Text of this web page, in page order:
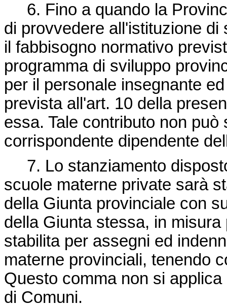
6. Fino a quando la
di provvedere all'istituzione
il fabbisogno normativo
programma di sviluppo
per il personale insegnante
prevista all'art. 10 della
essa. Tale contributo non
corrispondente dipendente
7. Lo stanziamento
scuole materne private sarà
della Giunta provinciale con
della Giunta stessa, in
stabilita per assegni ed
materne provinciali, tenendo
Questo comma non si
di Comuni.